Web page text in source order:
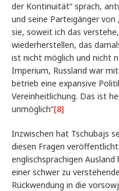
der Kontinuität“ sprach,
und seine Parteigänger von
sie, soweit ich das
wiederherstellen, das
ist nicht möglich und nicht
Imperium, Russland war
betrieb eine expansive
Vereinheitlichung. Das ist
unmöglich“[8]
Inzwischen hat Tschubajs
diesen Fragen
englischsprachigen
einer schwer zu
Rückwendung in die